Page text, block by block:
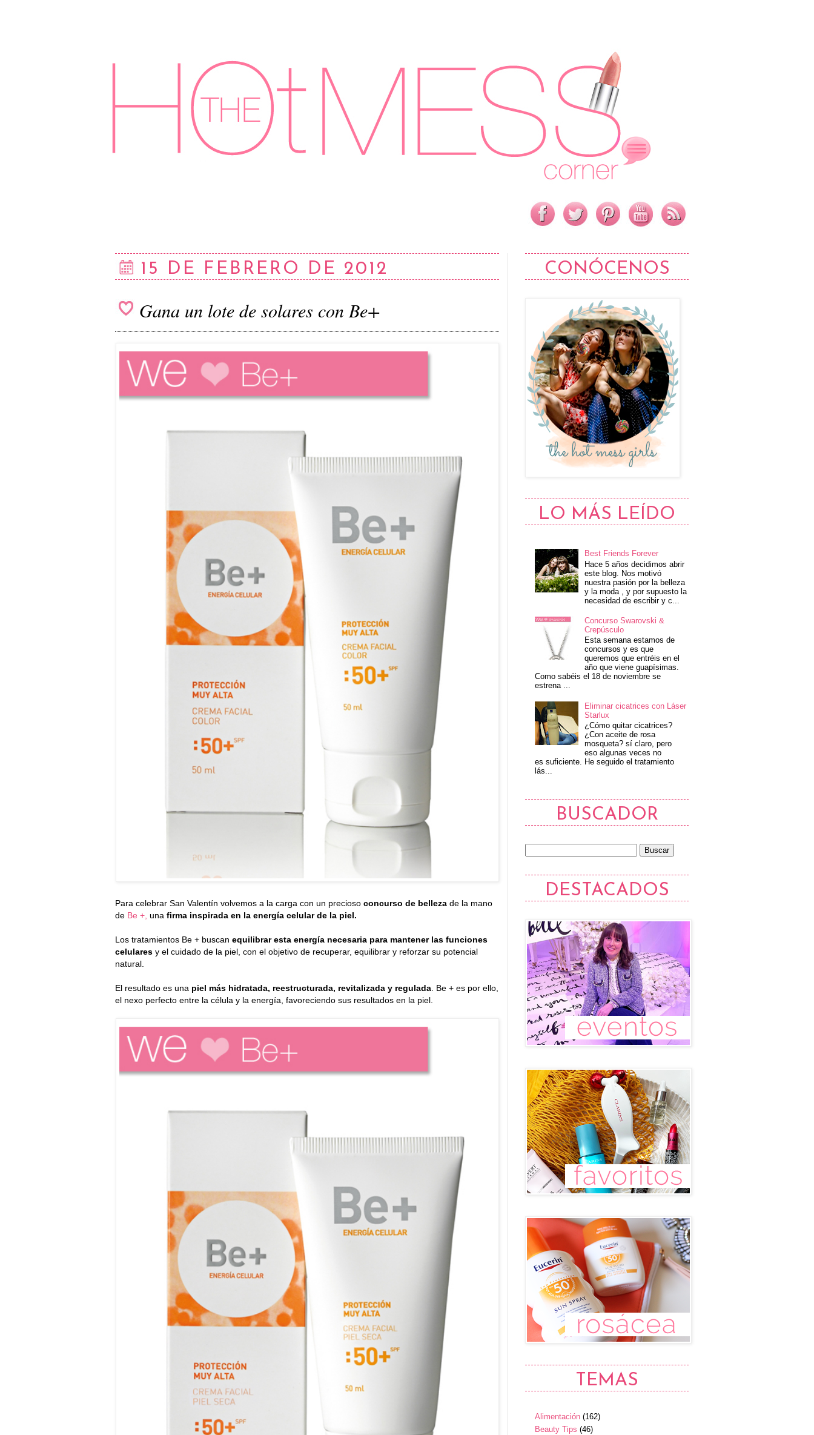
15 DE FEBRERO DE 2012
Gana un lote de solares con Be+
Para celebrar San Valentín volvemos a la carga con un precioso concurso de belleza de la mano
de Be +, una firma inspirada en la energía celular de la piel.
Los tratamientos Be + buscan equilibrar esta energía necesaria para mantener las funciones
celulares y el cuidado de la piel, con el objetivo de recuperar, equilibrar y reforzar su potencial
natural.
El resultado es una piel más hidratada, reestructurada, revitalizada y regulada . Be + es por ello,
el nexo perfecto entre la célula y la energía, favoreciendo sus resultados en la piel.
CONÓCENOS
LO MÁS LEÍDO
Best Friends Forever
Hace 5 años decidimos abrir
este blog. Nos motivó
nuestra pasión por la belleza
y la moda , y por supuesto la
necesidad de escribir y c...
Concurso Swarovski &
Crepúsculo
Esta semana estamos de
concursos y es que
queremos que entréis en el
año que viene guapísimas.
Como sabéis el 18 de noviembre se
estrena ...
Eliminar cicatrices con Láser
Starlux
¿Cómo quitar cicatrices?
¿Con aceite de rosa
mosqueta? sí claro, pero
eso algunas veces no
es suficiente. He seguido el tratamiento
lás...
BUSCADOR
DESTACADOS
TEMAS
Alimentación (162)
Beauty Tips (46)